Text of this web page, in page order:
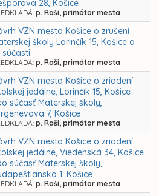
28, Košice
p. Raši, primátor mesta
VZN mesta Košice o zrušení
školy Lorinčík 15, Košice a
súčasti
p. Raši, primátor mesta
VZN mesta Košice o zriadení
jedálne, Lorinčík 15, Košice
súčasť Materskej školy,
7, Košice
p. Raši, primátor mesta
VZN mesta Košice o zriadení
jedálne, Viedenská 34, Košice
súčasť Materskej školy,
1, Košice
p. Raši, primátor mesta